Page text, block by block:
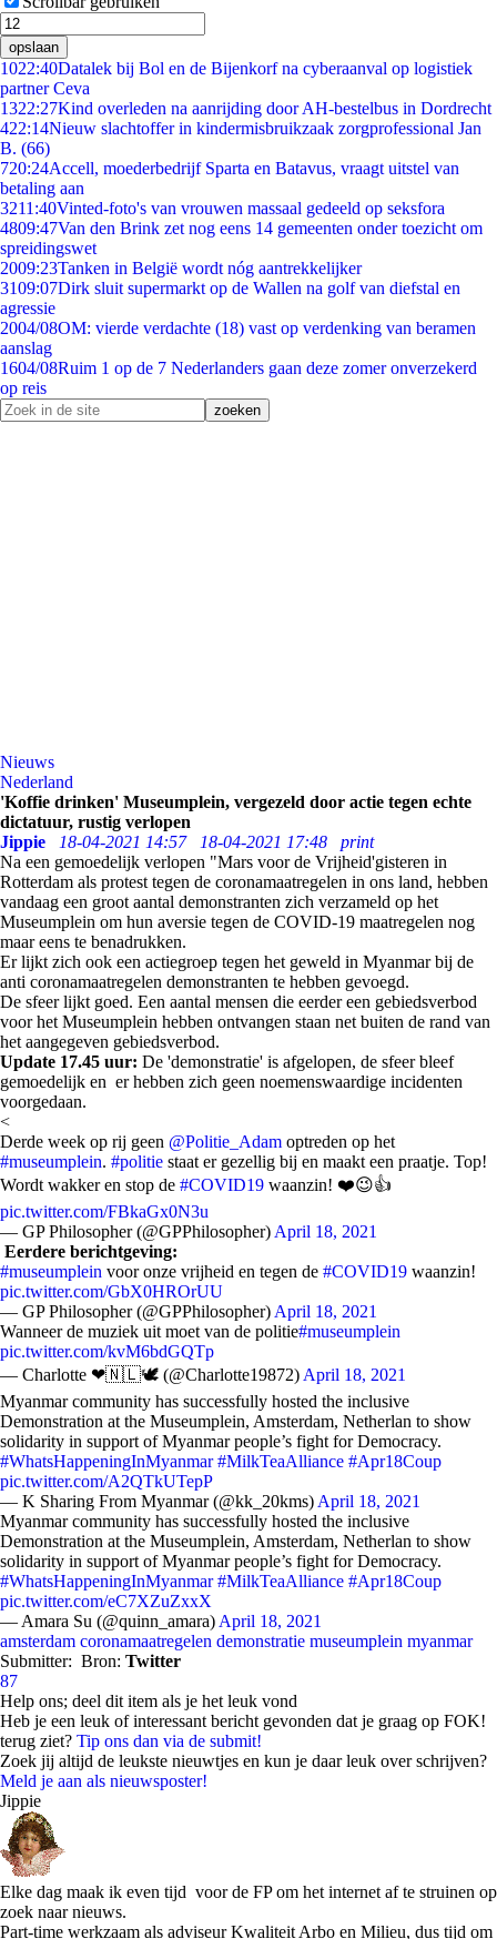
opslaan
1022:40Datalek bij Bol en de Bijenkorf na cyberaanval op logistiek
partner Ceva
1322:27Kind overleden na aanrijding door AH-bestelbus in Dordrecht
422:14Nieuw slachtoffer in kindermisbruikzaak zorgprofessional Jan
B. (66)
720:24Accell, moederbedrijf Sparta en Batavus, vraagt uitstel van
betaling aan
3211:40Vinted-foto's van vrouwen massaal gedeeld op seksfora
4809:47Van den Brink zet nog eens 14 gemeenten onder toezicht om
spreidingswet
2009:23Tanken in België wordt nóg aantrekkelijker
3109:07Dirk sluit supermarkt op de Wallen na golf van diefstal en
agressie
2004/08OM: vierde verdachte (18) vast op verdenking van beramen
aanslag
1604/08Ruim 1 op de 7 Nederlanders gaan deze zomer onverzekerd
op reis
Nieuws
Nederland
'Koffie drinken' Museumplein, vergezeld door actie tegen echte
dictatuur, rustig verlopen
Jippie
18-04-2021 14:57 18-04-2021 17:48
print
Na een gemoedelijk verlopen "Mars voor de Vrijheid'gisteren in
Rotterdam als protest tegen de coronamaatregelen in ons land, hebben
vandaag een groot aantal demonstranten zich verzameld op het
Museumplein om hun aversie tegen de COVID-19 maatregelen nog
maar eens te benadrukken.
Er lijkt zich ook een actiegroep tegen het geweld in Myanmar bij de
anti coronamaatregelen demonstranten te hebben gevoegd.
De sfeer lijkt goed. Een aantal mensen die eerder een gebiedsverbod
voor het Museumplein hebben ontvangen staan net buiten de rand van
het aangegeven gebiedsverbod.
Update 17.45 uur: De 'demonstratie' is afgelopen, de sfeer bleef
gemoedelijk en er hebben zich geen noemenswaardige incidenten
voorgedaan.
<
Derde week op rij geen @Politie_Adam optreden op het
#museumplein. #politie staat er gezellig bij en maakt een praatje. Top!
Wordt wakker en stop de #COVID19 waanzin! ❤️😉👍
pic.twitter.com/FBkaGx0N3u
— GP Philosopher (@GPPhilosopher) April 18, 2021
Eerdere berichtgeving:
#museumplein voor onze vrijheid en tegen de #COVID19 waanzin!
pic.twitter.com/GbX0HROrUU
— GP Philosopher (@GPPhilosopher) April 18, 2021
Wanneer de muziek uit moet van de politie#museumplein
pic.twitter.com/kvM6bdGQTp
— Charlotte ❤🇳🇱🕊 (@Charlotte19872) April 18, 2021
Myanmar community has successfully hosted the inclusive
Demonstration at the Museumplein, Amsterdam, Netherlan to show
solidarity in support of Myanmar people’s fight for Democracy.
#WhatsHappeningInMyanmar #MilkTeaAlliance #Apr18Coup
pic.twitter.com/A2QTkUTepP
— K Sharing From Myanmar (@kk_20kms) April 18, 2021
Myanmar community has successfully hosted the inclusive
Demonstration at the Museumplein, Amsterdam, Netherlan to show
solidarity in support of Myanmar people’s fight for Democracy.
#WhatsHappeningInMyanmar #MilkTeaAlliance #Apr18Coup
pic.twitter.com/eC7XZuZxxX
— Amara Su (@quinn_amara) April 18, 2021
amsterdam coronamaatregelen demonstratie museumplein myanmar
Submitter: Bron: Twitter
87
Help ons; deel dit item als je het leuk vond
Heb je een leuk of interessant bericht gevonden dat je graag op FOK!
terug ziet? Tip ons dan via de submit!
Zoek jij altijd de leukste nieuwtjes en kun je daar leuk over schrijven?
Meld je aan als nieuwsposter!
Jippie
Elke dag maak ik even tijd voor de FP om het internet af te struinen op
zoek naar nieuws.
Part-time werkzaam als adviseur Kwaliteit Arbo en Milieu, dus tijd om